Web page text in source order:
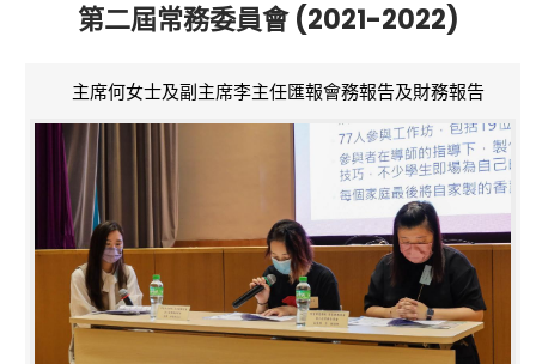
第二屆常務委員會 (2021-2022)
主席何女士及副主席李主任匯報會務報告及財務報告